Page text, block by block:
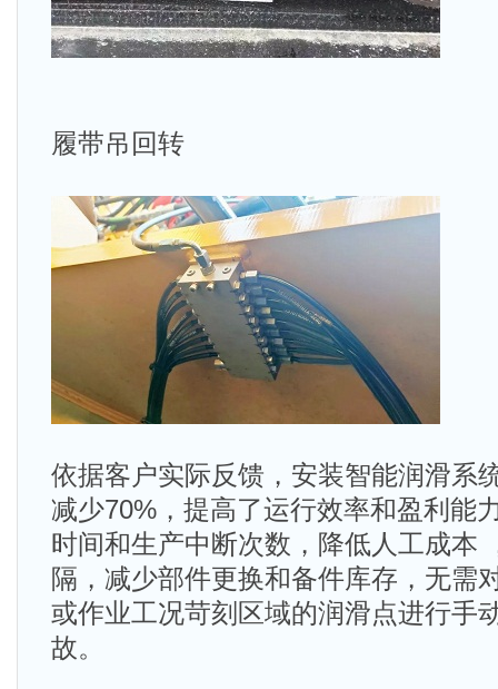
履带吊回转
依据客户实际反馈，安装智能润滑系
减少70%，提高了运行效率和盈利能
时间和生产中断次数，降低人工成本
隔，减少部件更换和备件库存，无需
或作业工况苛刻区域的润滑点进行手
故。